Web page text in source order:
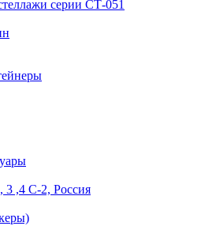
серии СТ-051
3 ,4 С-2, Россия